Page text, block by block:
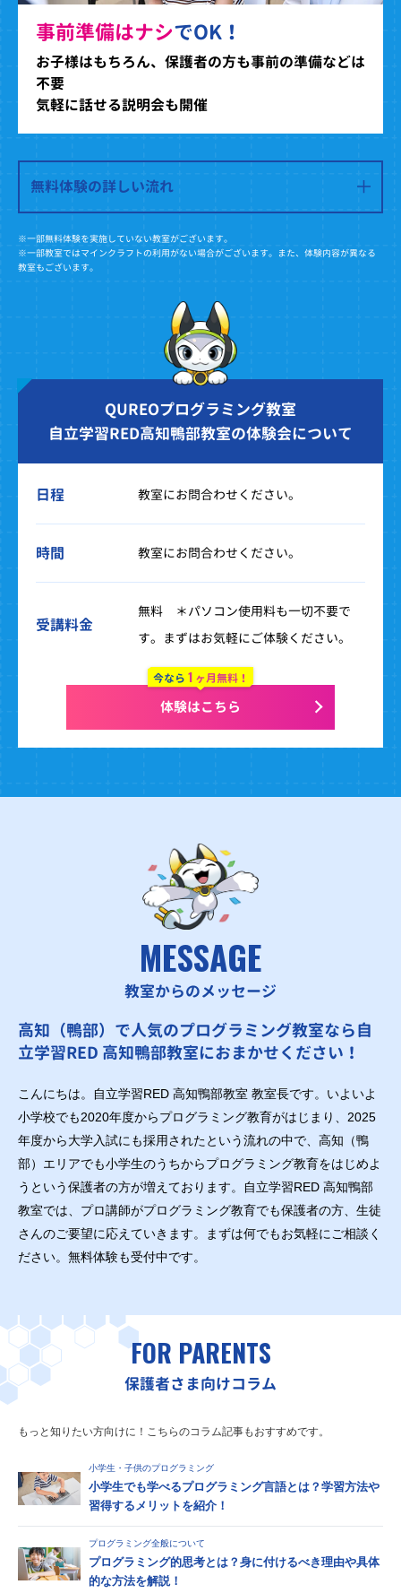
事前準備はナシでOK！
お子様はもちろん、保護者の方も事前の準備などは
不要
気軽に話せる説明会も開催
無料体験の詳しい流れ
※一部無料体験を実施していない教室がございます。
※一部教室ではマインクラフトの利用がない場合がございます。また、体験内容が異なる
教室もございます。
QUREOプログラミング教室
自立学習RED高知鴨部教室の体験会について
日程 教室にお問合わせください。
時間 教室にお問合わせください。
受講料金
無料 ＊パソコン使用料も一切不要で
す。まずはお気軽にご体験ください。
今なら 1 ヶ月無料！
体験はこちら
MESSAGE
教室からのメッセージ
高知（鴨部）で人気のプログラミング教室なら自
立学習RED 高知鴨部教室におまかせください！
こんにちは。自立学習RED 高知鴨部教室 教室長です。いよいよ
小学校でも2020年度からプログラミング教育がはじまり、2025
年度から大学入試にも採用されたという流れの中で、高知（鴨
部）エリアでも小学生のうちからプログラミング教育をはじめよ
うという保護者の方が増えております。自立学習RED 高知鴨部
教室では、プロ講師がプログラミング教育でも保護者の方、生徒
さんのご要望に応えていきます。まずは何でもお気軽にご相談く
ださい。無料体験も受付中です。
FOR PARENTS
保護者さま向けコラム
もっと知りたい方向けに！こちらのコラム記事もおすすめです。
小学生・子供のプログラミング
小学生でも学べるプログラミング言語とは？学習方法や
習得するメリットを紹介！
プログラミング全般について
プログラミング的思考とは？身に付けるべき理由や具体
的な方法を解説！